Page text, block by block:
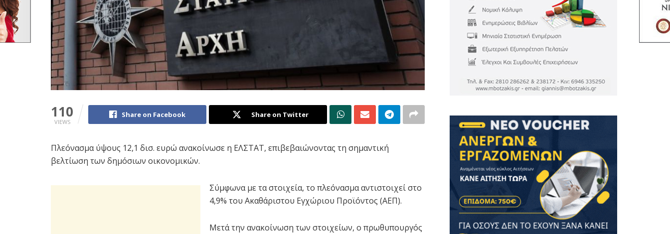
110
VIEWS
Share on Facebook Share on Twitter
Πλεόνασμα ύψους 12,1 δισ. ευρώ ανακοίνωσε η ΕΛΣΤΑΤ, επιβεβαιώνοντας τη σημαντική
βελτίωση των δημόσιων οικονομικών.
Σύμφωνα με τα στοιχεία, το πλεόνασμα αντιστοιχεί στο
4,9% του Ακαθάριστου Εγχώριου Προϊόντος (ΑΕΠ).
Μετά την ανακοίνωση των στοιχείων, ο πρωθυπουργός